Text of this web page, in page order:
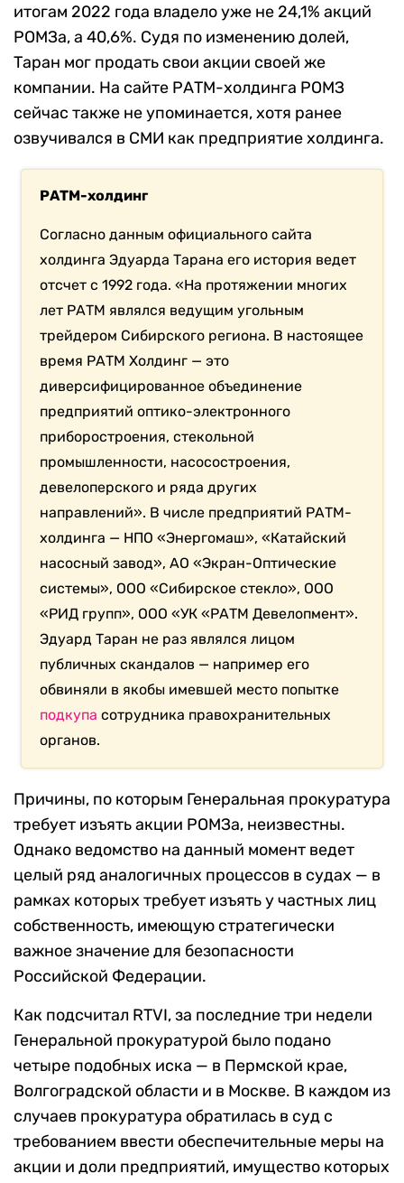
итогам 2022 года владело уже не 24,1% акций
РОМЗа, а 40,6%. Судя по изменению долей,
Таран мог продать свои акции своей же
компании. На сайте РАТМ-холдинга РОМЗ
сейчас также не упоминается, хотя ранее
озвучивался в СМИ как предприятие холдинга.
РАТМ-холдинг
Согласно данным официального сайта
холдинга Эдуарда Тарана его история ведет
отсчет с 1992 года. «На протяжении многих
лет РАТМ являлся ведущим угольным
трейдером Сибирского региона. В настоящее
время РАТМ Холдинг — это
диверсифицированное объединение
предприятий оптико-электронного
приборостроения, стекольной
промышленности, насосостроения,
девелоперского и ряда других
направлений». В числе предприятий РАТМ-
холдинга — НПО «Энергомаш», «Катайский
насосный завод», АО «Экран-Оптические
системы», ООО «Сибирское стекло», ООО
«РИД групп», ООО «УК «РАТМ Девелопмент».
Эдуард Таран не раз являлся лицом
публичных скандалов — например его
обвиняли в якобы имевшей место попытке
подкупа сотрудника правохранительных
органов.
Причины, по которым Генеральная прокуратура
требует изъять акции РОМЗа, неизвестны.
Однако ведомство на данный момент ведет
целый ряд аналогичных процессов в судах — в
рамках которых требует изъять у частных лиц
собственность, имеющую стратегически
важное значение для безопасности
Российской Федерации.
Как подсчитал RTVI, за последние три недели
Генеральной прокуратурой было подано
четыре подобных иска — в Пермской крае,
Волгоградской области и в Москве. В каждом из
случаев прокуратура обратилась в суд с
требованием ввести обеспечительные меры на
акции и доли предприятий, имущество которых